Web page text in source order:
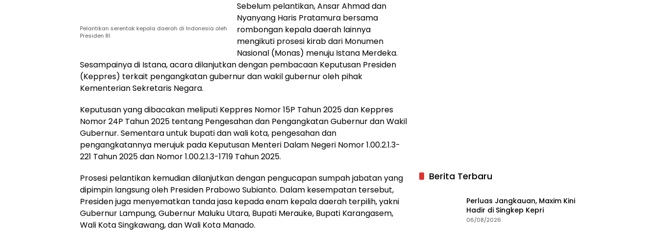
Pelantikan serentak kepala daerah di Indonesia oleh
Presiden RI
Sebelum pelantikan, Ansar Ahmad dan
Nyanyang Haris Pratamura bersama
rombongan kepala daerah lainnya
mengikuti prosesi kirab dari Monumen
Nasional (Monas) menuju Istana Merdeka.
Sesampainya di Istana, acara dilanjutkan dengan pembacaan Keputusan Presiden
(Keppres) terkait pengangkatan gubernur dan wakil gubernur oleh pihak
Kementerian Sekretaris Negara.
Keputusan yang dibacakan meliputi Keppres Nomor 15P Tahun 2025 dan Keppres
Nomor 24P Tahun 2025 tentang Pengesahan dan Pengangkatan Gubernur dan Wakil
Gubernur. Sementara untuk bupati dan wali kota, pengesahan dan
pengangkatannya merujuk pada Keputusan Menteri Dalam Negeri Nomor 1.00.2.1.3-
221 Tahun 2025 dan Nomor 1.00.2.1.3-1719 Tahun 2025.
Prosesi pelantikan kemudian dilanjutkan dengan pengucapan sumpah jabatan yang
dipimpin langsung oleh Presiden Prabowo Subianto. Dalam kesempatan tersebut,
Presiden juga menyematkan tanda jasa kepada enam kepala daerah terpilih, yakni
Gubernur Lampung, Gubernur Maluku Utara, Bupati Merauke, Bupati Karangasem,
Wali Kota Singkawang, dan Wali Kota Manado.
Berita Terbaru
Perluas Jangkauan, Maxim Kini
Hadir di Singkep Kepri
06/08/2026